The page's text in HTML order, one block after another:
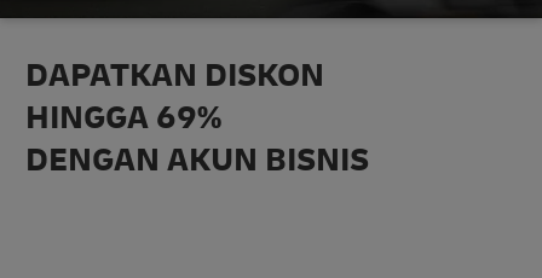
DAPATKAN DISKON
HINGGA 69%
DENGAN AKUN BISNIS